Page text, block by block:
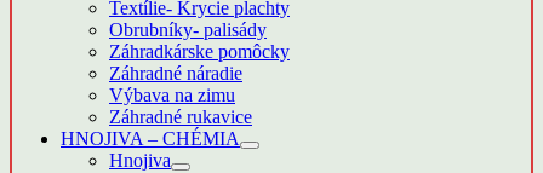
Textílie- Krycie plachty
Obrubníky- palisády
Záhradkárske pomôcky
Záhradné náradie
Výbava na zimu
Záhradné rukavice
HNOJIVA – CHÉMIA
Hnojiva